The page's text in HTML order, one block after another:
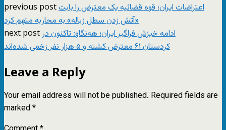
previous postاعتراضات ایران؛ قوه قضائیه یک معترض را بابت
«آتش زدن سطل زباله» به محاربه متهم کرد
next post ادامه خیزش فراگیر ایران؛ هه‌نگاو: تاکنون در
کردستان ۶۱ معترض کشته و ۵ هزار نفر زخمی شده‌اند
Leave a Reply
Your email address will not be published. Required fields are
marked*